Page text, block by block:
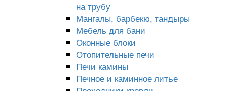
на трубу
Мангалы, барбекю, тандыры
Мебель для бани
Оконные блоки
Отопительные печи
Печи камины
Печное и каминное литье